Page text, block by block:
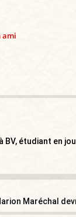
ami
BV, étudiant en
Maréchal